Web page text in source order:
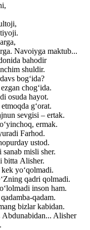
Navoiyga maktub...
bahodir
shuldir.
bog‘ida?
chog‘ida.
osuda hayot.
g‘orat.
sevgisi – ertak.
ermak.
Farhod.
ustod.
misli sher.
bitta Alisher.
yo‘qolmadi.
qadri qolmadi.
inson ham.
qadam.
bizlar kabidan.
Alisher